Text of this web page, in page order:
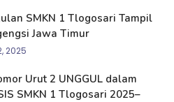
SMKN 1 Tlogosari Tampil
Jawa Timur
2025
Urut 2 UNGGUL dalam
SMKN 1 Tlogosari 2025–